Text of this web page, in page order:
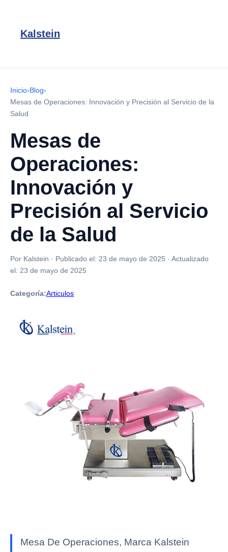
Kalstein
Inicio›Blog›
Mesas de Operaciones: Innovación y Precisión al Servicio de la
Salud
Mesas de
Operaciones:
Innovación y
Precisión al Servicio
de la Salud
Por Kalstein · Publicado el: 23 de mayo de 2025 · Actualizado
el: 23 de mayo de 2025
Categoría:Articulos
Mesa De Operaciones, Marca Kalstein